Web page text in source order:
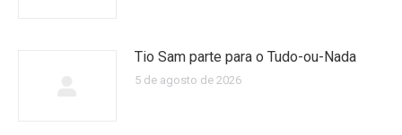
Tio Sam parte para o Tudo-ou-Nada
5 de agosto de 2026